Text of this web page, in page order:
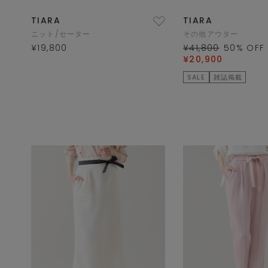
TIARA
ニット/セーター
¥19,800
TIARA
その他アウター
¥41,800 50 % OFF
¥20,900
SALE 雑誌掲載